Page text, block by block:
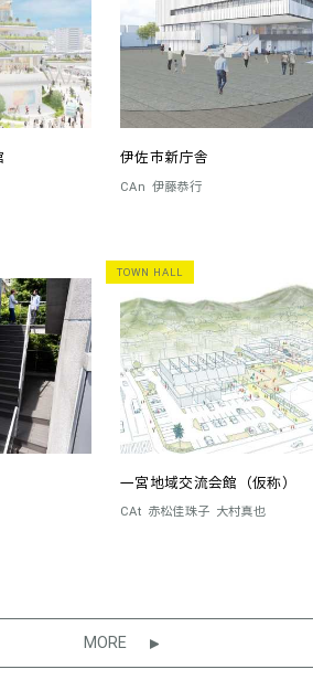
伊佐市新庁舎
CAn 伊藤恭行
TOWN HALL
一宮地域交流会館（仮称）
CAt 赤松佳珠子 大村真也
MORE